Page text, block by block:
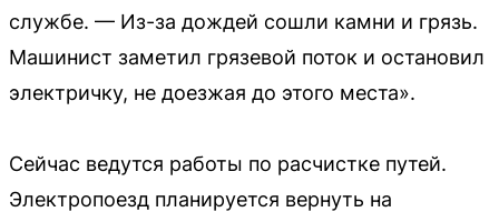
службе. — Из-за дождей сошли камни и грязь.
Машинист заметил грязевой поток и остановил
электричку, не доезжая до этого места».
Сейчас ведутся работы по расчистке путей.
Электропоезд планируется вернуть на